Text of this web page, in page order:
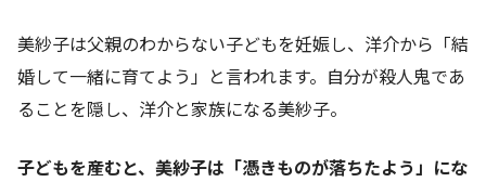
美紗子は父親のわからない子どもを妊娠し、洋介から「結
婚して一緒に育てよう」と言われます。自分が殺人鬼であ
ることを隠し、洋介と家族になる美紗子。
子どもを産むと、美紗子は「憑きものが落ちたよう」にな